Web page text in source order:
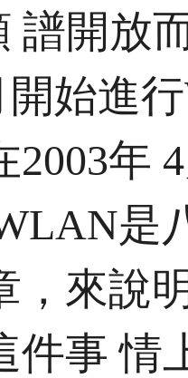
譜開放
開始進
2003年
，來說
件事 情